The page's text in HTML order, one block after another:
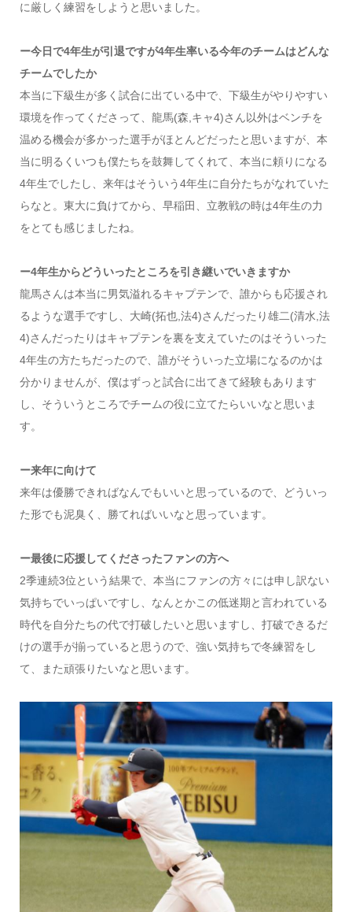
に厳しく練習をしようと思いました。
ー今日で4年生が引退ですが4年生率いる今年のチームはどんな
チームでしたか
本当に下級生が多く試合に出ている中で、下級生がやりやすい
環境を作ってくださって、龍馬(森,キャ4)さん以外はベンチを
温める機会が多かった選手がほとんどだったと思いますが、本
当に明るくいつも僕たちを鼓舞してくれて、本当に頼りになる
4年生でしたし、来年はそういう4年生に自分たちがなれていた
らなと。東大に負けてから、早稲田、立教戦の時は4年生の力
をとても感じましたね。
ー4年生からどういったところを引き継いでいきますか
龍馬さんは本当に男気溢れるキャプテンで、誰からも応援され
るような選手ですし、大崎(拓也,法4)さんだったり雄二(清水,法
4)さんだったりはキャプテンを裏を支えていたのはそういった
4年生の方たちだったので、誰がそういった立場になるのかは
分かりませんが、僕はずっと試合に出てきて経験もあります
し、そういうところでチームの役に立てたらいいなと思いま
す。
ー来年に向けて
来年は優勝できればなんでもいいと思っているので、どういっ
た形でも泥臭く、勝てればいいなと思っています。
ー最後に応援してくださったファンの方へ
2季連続3位という結果で、本当にファンの方々には申し訳ない
気持ちでいっぱいですし、なんとかこの低迷期と言われている
時代を自分たちの代で打破したいと思いますし、打破できるだ
けの選手が揃っていると思うので、強い気持ちで冬練習をし
て、また頑張りたいなと思います。